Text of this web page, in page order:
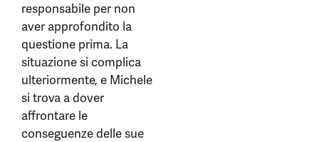
responsabile per non
aver approfondito la
questione prima. La
situazione si complica
ulteriormente, e Michele
si trova a dover
affrontare le
conseguenze delle sue